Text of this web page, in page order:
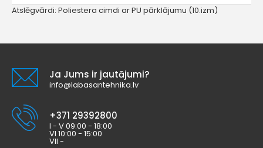
Atslēgvārdi: Poliestera cimdi ar PU pārklājumu (10.izm)
Ja Jums ir jautājumi?
info@labasantehnika.lv
+371 29392800
I - V 09:00 - 18:00
VI 10:00 - 15:00
VII -